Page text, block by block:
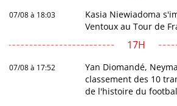
07/08 à 18:03
Kasia Niewiadoma
Ventoux au Tour de
17H
07/08 à 17:52
Yan Diomandé,
classement des 10
de l'histoire du